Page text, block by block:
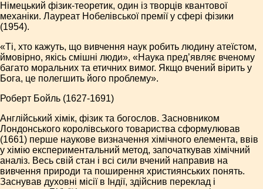
Німецький фізик-теоретик, один із творців квантової
механіки. Лауреат Нобелівської премії у сфері фізики
(1954).
«Ті, хто кажуть, що вивчення наук робить людину атеїстом,
ймовірно, якісь смішні люди», «Наука пред’являє вченому
багато моральних та етичних вимог. Якщо вчений вірить у
Бога, це полегшить його проблему».
Роберт Бойль (1627-1691)
Англійський хімік, фізик та богослов. Засновником
Лондонського королівського товариства сформулював
(1661) перше наукове визначення хімічного елемента, ввів
у хімію експериментальний метод, започаткував хімічний
аналіз. Весь свій стан і всі сили вчений направив на
вивчення природи та поширення християнських понять.
Заснував духовні місії в Індії, здійснив переклад і